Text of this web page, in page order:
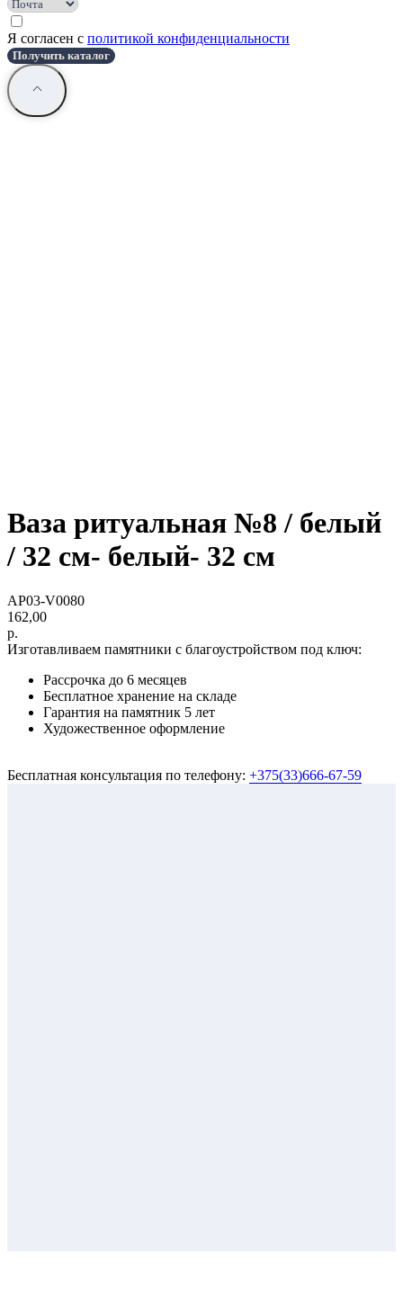
Я согласен с политикой конфиденциальности
Получить каталог
Ваза ритуальная №8 / белый
/ 32 см- белый- 32 см
AP03-V0080
162,00
р.
Изготавливаем памятники с благоустройством под ключ:
Рассрочка до 6 месяцев
Бесплатное хранение на складе
Гарантия на памятник 5 лет
Художественное оформление
Бесплатная консультация по телефону: +375(33)666-67-59